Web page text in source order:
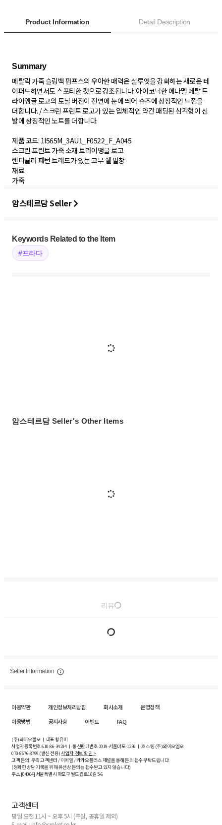
Product Information Detail Description
Summary
메탈릭 가죽 슬링백 펌프스의 우아한 매력은 실루엣을 강화하는 새로운 테
이퍼드하면서도 스포티한 컷으로 강조됩니다. 아이코닉한 에나멜 메탈 트
라이앵글 로고의 토널 버전이 전면에 눈에 띄어 슈즈에 상징적인 느낌을
더합니다. / 스크린 프린트 로고가 있는 입체적인 약간 패딩된 삼각형이 신
발에 상징적인 노트를 더합니다.
제품 코드: 1I565M_3AU1_F0522_F_A045
스크린 프린트 가죽 소재 트라이앵글 로고
렌티큘러 패턴 트레드가 있는 고무 쉘 밑창
재료
가죽
암스테르담 Seller
Keywords Related to the Item
#프라다
암스테르담 Seller's Other Items
리뷰
Seller Information
이용약관 개인정보처리방침 회사소개
운영정책
이용방법
공지사항 이벤트 FAQ
(주)와이오엘오 ㅣ 대표 황유미
사업자등록번호610-86-34204ㅣ 통신판매번호 2019-서울마포-1239 ㅣ 호스팅 (주)와이오엘오
070-8676-8799 (발신 전용)사업자 정보 확인 >
고객 문의: 우측 고객센터 / 이메일 / 카카오플러스 채널을 통해 문의 접수 부탁드립니다.
(정확한 상담 기록을 위해 유선상 문의는 접수받고 있지 않습니다)
주소 [04004] 서울특별시 마포구 월드컵로10길5-6
고객센터
평일 오전 11시 ~ 오후 5시 (주말, 공휴일 제외)